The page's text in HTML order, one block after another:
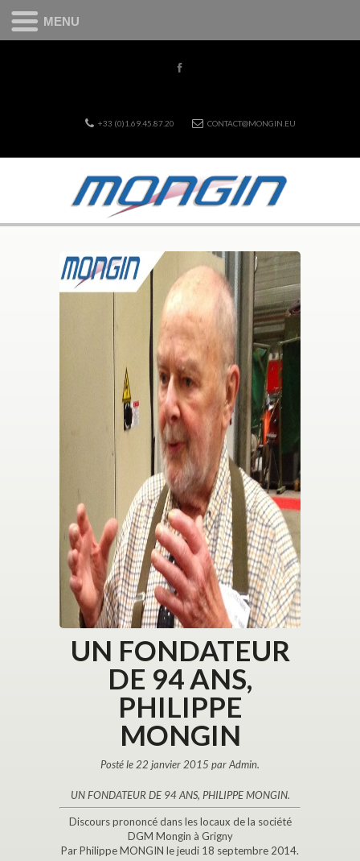
+33 (0)1.69.45.87.20 CONTACT@MONGIN.EU
UN FONDATEUR
DE 94 ANS,
PHILIPPE
MONGIN
Posté le 22 janvier 2015 par Admin.
UN FONDATEUR DE 94 ANS, PHILIPPE MONGIN.
Discours prononcé dans les locaux de la société
DGM Mongin à Grigny
Par Philippe MONGIN le jeudi 18 septembre 2014.
MENU